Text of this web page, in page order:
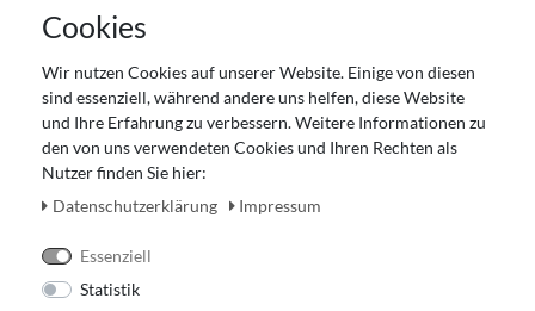
Impressum
Widerrufsrecht
Zahlung und Versand
Unser Ladengeschäft
Cookies
Wir nutzen Cookies auf unserer Website. Einige von diesen
sind essenziell, während andere uns helfen, diese Website
und Ihre Erfahrung zu verbessern. Weitere Informationen zu
den von uns verwendeten Cookies und Ihren Rechten als
Nutzer finden Sie hier:
Daten­schutz­erklärung
Impressum
Essenziell
Statistik